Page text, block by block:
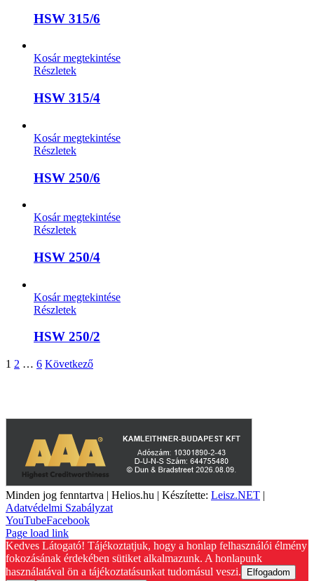
HSW 315/6
Kosár megtekintése
Részletek
HSW 315/4
Kosár megtekintése
Részletek
HSW 250/6
Kosár megtekintése
Részletek
HSW 250/4
Kosár megtekintése
Részletek
HSW 250/2
1 2 … 6 Következő
Minden jog fenntartva | Helios.hu | Készítette: Leisz.NET |
Adatvédelmi Szabályzat
YouTubeFacebook
Page load link
Kedves Látogató! Tájékoztatjuk, hogy a honlap felhasználói élmény
fokozásának érdekében sütiket alkalmazunk. A honlapunk
használatával ön a tájékoztatásunkat tudomásul veszi.
Elfogadom